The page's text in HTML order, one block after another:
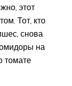
этот
Тот, кто
снова
на
томате